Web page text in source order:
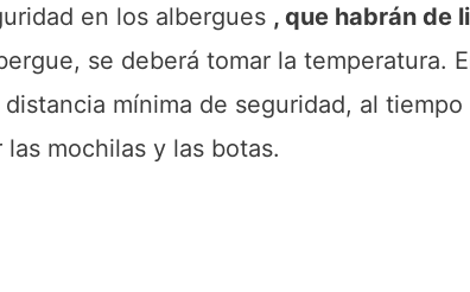
en los albergues , que habrán de
se deberá tomar la temperatura.
mínima de seguridad, al
mochilas y las botas.